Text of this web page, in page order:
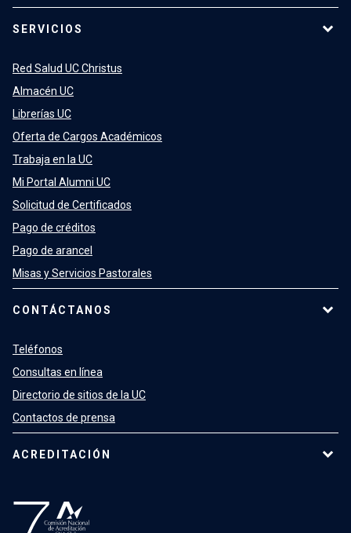
SERVICIOS
Red Salud UC Christus
Almacén UC
Librerías UC
Oferta de Cargos Académicos
Trabaja en la UC
Mi Portal Alumni UC
Solicitud de Certificados
Pago de créditos
Pago de arancel
Misas y Servicios Pastorales
CONTÁCTANOS
Teléfonos
Consultas en línea
Directorio de sitios de la UC
Contactos de prensa
ACREDITACIÓN